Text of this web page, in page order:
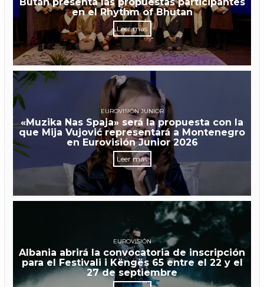
en el Rhythm of Bhutan
Leer más
EUROVISIÓN JUNIOR
«Muzika Nas Spaja» será la propuesta con la
que Mija Vujović representará a Montenegro
en Eurovisión Junior 2026
Leer más
EUROVISIÓN
Albania abrirá la convocatoria de inscripción
para el Festivali i Këngës 65 entre el 22 y el
27 de septiembre